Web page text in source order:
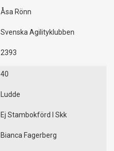
Åsa Rönn
Svenska Agilityklubben
2393
40
Ludde
Ej Stambokförd I Skk
Bianca Fagerberg